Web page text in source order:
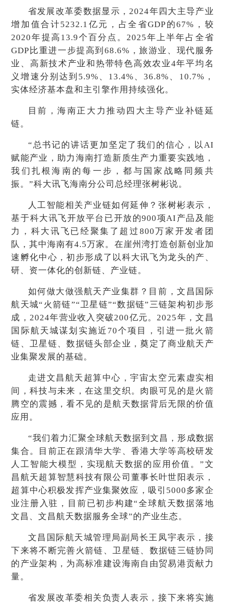
省发展改革委数据显示，2024年四大主导产业
增加值合计5232.1亿元，占全省GDP的67%，较
2020年提高13.9个百分点。2025年上半年占全省
GDP比重进一步提高到68.6%，旅游业、现代服务
业、高新技术产业和热带特色高效农业4年平均名
义增速分别达到5.9%、13.4%、36.8%、10.7%，
实体经济基本盘和主引擎作用持续强化。
目前，海南正大力推动四大主导产业补链延
链。
“总书记的讲话更加坚定了我们的信心，以AI
赋能产业，助力海南打造新质生产力重要实践地，
我们扎根海南的每一步，都与国家战略同频共
振。”科大讯飞海南分公司总经理张树彬说。
人工智能相关产业链如何延伸？张树彬表示，
基于科大讯飞开放平台已开放的900项AI产品及能
力，科大讯飞已经聚集了超过800万家开发者团
队，其中海南有4.5万家。在崖州湾打造创新创业加
速孵化中心，初步形成了以科大讯飞为龙头的产、
研、资一体化的创新链、产业链。
如何做大做强航天产业集群？目前，文昌国际
航天城“火箭链”“卫星链”“数据链”三链架构初步形
成，2024年营业收入突破200亿元。2025年，文昌
国际航天城谋划实施近70个项目，引进一批火箭
链、卫星链、数据链头部企业，奠定了商业航天产
业集聚发展的基础。
走进文昌航天超算中心，宇宙太空元素虚实相
间，科技与未来，在这里交织。肉眼可见的是火箭
腾空的震撼，看不见的是航天数据背后无限的价值
应用。
“我们着力汇聚全球航天数据到文昌，形成数据
集合。目前正在跟清华大学、香港大学等高校研发
人工智能大模型，实现航天数据的应用价值。”文
昌航天超算智慧科技有限公司董事长叶世阳表示，
超算中心积极发挥产业集聚效应，吸引5000多家企
业注册入驻，目前已初步构建“全球航天数据落地
文昌、文昌航天数据服务全球”的产业生态。
文昌国际航天城管理局副局长王凤宇表示，接
下来将不断完善火箭链、卫星链、数据链三链协同
的产业架构，为高标准建设海南自由贸易港贡献力
量。
省发展改革委相关负责人表示，接下来将实施